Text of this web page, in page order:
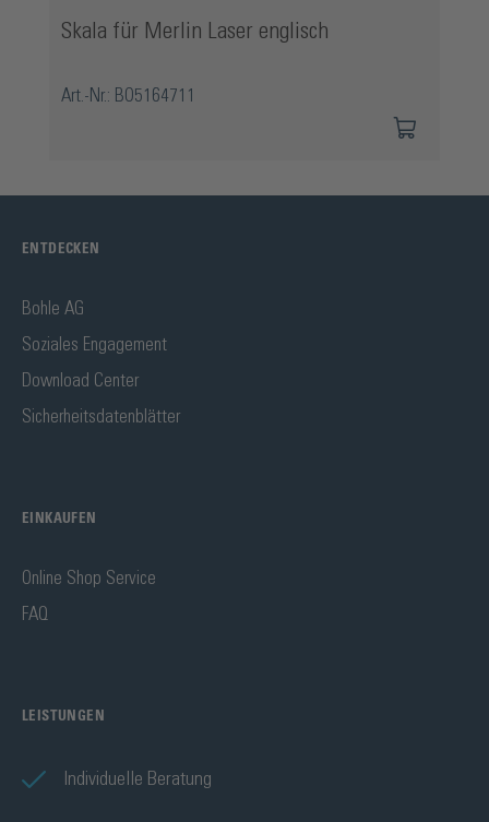
Skala für Merlin Laser englisch
Art.-Nr.: BO5164711
ENTDECKEN
Bohle AG
Soziales Engagement
Download Center
Sicherheitsdatenblätter
EINKAUFEN
Online Shop Service
FAQ
LEISTUNGEN
Individuelle Beratung